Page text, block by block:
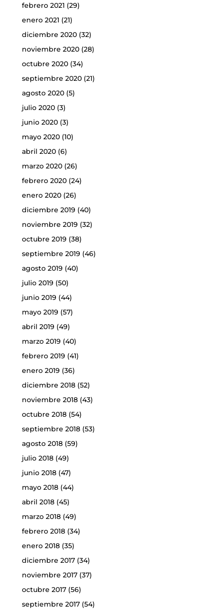
febrero 2021 (29)
enero 2021 (21)
diciembre 2020(32)
noviembre 2020(28)
octubre 2020(34)
septiembre 2020(21)
agosto 2020(5)
julio 2020(3)
junio 2020(3)
mayo 2020(10)
abril 2020(6)
marzo 2020(26)
febrero 2020(24)
enero 2020(26)
diciembre 2019 (40)
noviembre 2019 (32)
octubre 2019 (38)
septiembre 2019 (46)
agosto 2019 (40)
julio 2019 (50)
junio 2019 (44)
mayo 2019 (57)
abril 2019 (49)
marzo 2019 (40)
febrero 2019 (41)
enero 2019 (36)
diciembre 2018(52)
noviembre 2018(43)
octubre 2018(54)
septiembre 2018(53)
agosto 2018(59)
julio 2018(49)
junio 2018(47)
mayo 2018(44)
abril 2018(45)
marzo 2018(49)
febrero 2018(34)
enero 2018(35)
diciembre 2017(34)
noviembre 2017(37)
octubre 2017(56)
septiembre 2017(54)